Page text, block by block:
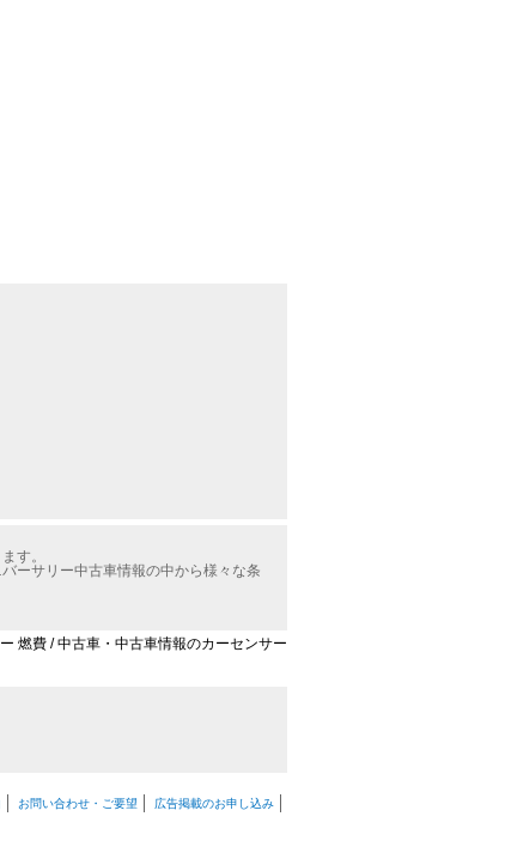
す。
ーサリー中古車情報の中から様々な条
燃費 / 中古車・中古車情報のカーセンサー
お問い合わせ・ご要望 広告掲載のお申し込み